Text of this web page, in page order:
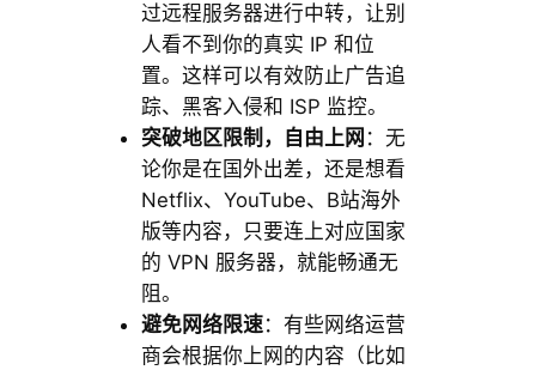
过远程服务器进行中转，让别
人看不到你的真实 IP 和位
置。这样可以有效防止广告追
踪、黑客入侵和 ISP 监控。
突破地区限制，自由上网 ：无
论你是在国外出差，还是想看
Netflix、YouTube、B站海外
版等内容，只要连上对应国家
的 VPN 服务器，就能畅通无
阻。
避免网络限速：有些网络运营
商会根据你上网的内容（比如